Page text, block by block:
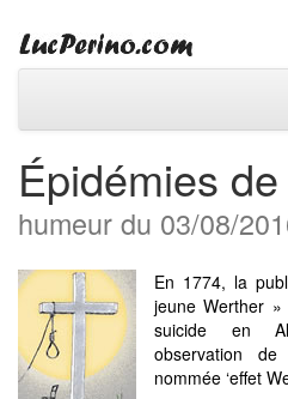
Épidémies
humeur du 03/08/
En 1774, la
jeune Werther
suicide en
observation
nommée ‘effet